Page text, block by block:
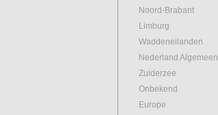
Noord-Brabant
Limburg
Waddeneilanden
Nederland Algemeen
Zuiderzee
Onbekend
Europe